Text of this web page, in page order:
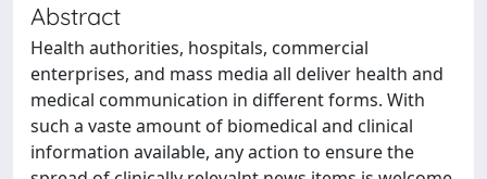
Abstract
Health authorities, hospitals, commercial
enterprises, and mass media all deliver health and
medical communication in different forms. With
such a vaste amount of biomedical and clinical
information available, any action to ensure the